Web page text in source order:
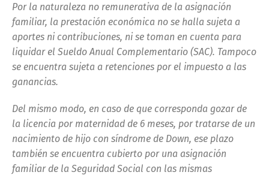
Por la naturaleza no remunerativa de la asignación
familiar, la prestación económica no se halla sujeta a
aportes ni contribuciones, ni se toman en cuenta para
liquidar el Sueldo Anual Complementario (SAC). Tampoco
se encuentra sujeta a retenciones por el impuesto a las
ganancias.
Del mismo modo, en caso de que corresponda gozar de
la licencia por maternidad de 6 meses, por tratarse de un
nacimiento de hijo con síndrome de Down, ese plazo
también se encuentra cubierto por una asignación
familiar de la Seguridad Social con las mismas